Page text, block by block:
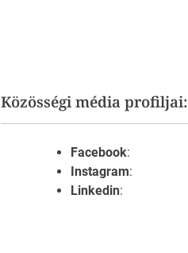
Közösségi média profiljai:
Facebook:
Instagram:
Linkedin: